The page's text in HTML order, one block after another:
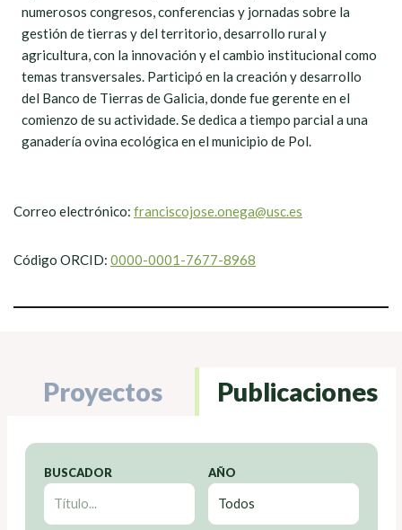
numerosos congresos, conferencias y jornadas sobre la
gestión de tierras y del territorio, desarrollo rural y
agricultura, con la innovación y el cambio institucional como
temas transversales. Participó en la creación y desarrollo
del Banco de Tierras de Galicia, donde fue gerente en el
comienzo de su actividade. Se dedica a tiempo parcial a una
ganadería ovina ecológica en el municipio de Pol.
Correo electrónico: franciscojose.onega@usc.es
Código ORCID: 0000-0001-7677-8968
Proyectos Publicaciones
BUSCADOR AÑO